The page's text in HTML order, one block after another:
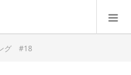
グ #18